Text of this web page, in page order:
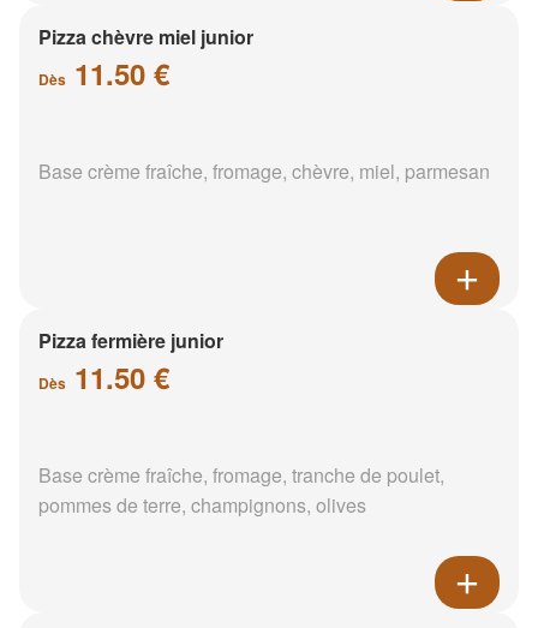
Pizza chèvre miel junior
Dès 11.50 €
Base crème fraîche, fromage, chèvre, miel, parmesan
Pizza fermière junior
Dès 11.50 €
Base crème fraîche, fromage, tranche de poulet,
pommes de terre, champignons, olives